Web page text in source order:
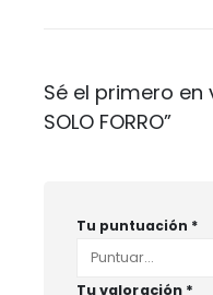
Sé el primero en
SOLO FORRO”
Tu puntuación *
Tu valoración *